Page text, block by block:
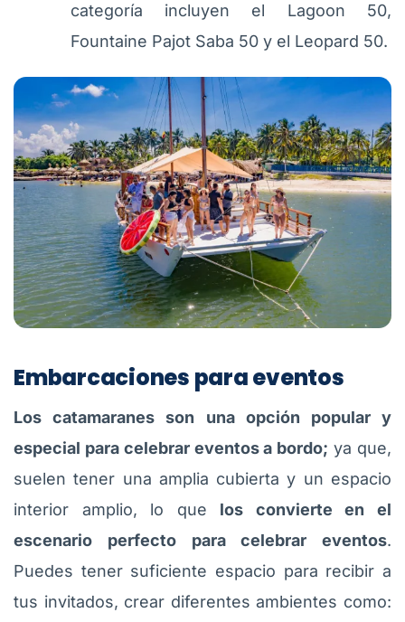
categoría incluyen el Lagoon 50,
Fountaine Pajot Saba 50 y el Leopard 50.
Embarcaciones para eventos
Los catamaranes son una opción popular y
especial para celebrar eventos a bordo; ya que,
suelen tener una amplia cubierta y un espacio
interior amplio, lo que los convierte en el
escenario perfecto para celebrar eventos.
Puedes tener suficiente espacio para recibir a
tus invitados, crear diferentes ambientes como: